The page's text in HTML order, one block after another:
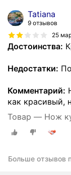
Tatiana
9 отзывов
25
Достоинства:
Недостатки:
Комментарий:
как красивый,
Товар — Нож
Больше отзывов